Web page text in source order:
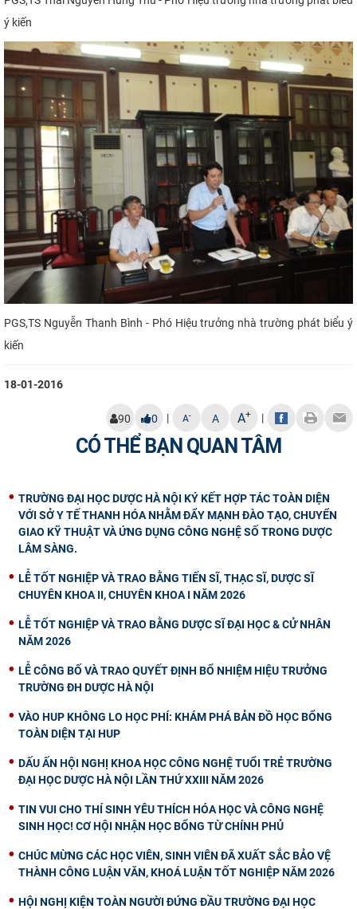
ý kiến
PGS,TS Nguyễn Thanh Bình - Phó Hiệu trưởng nhà trường phát biểu ý
kiến
18-01-2016
90 0 | A- A A+ |
CÓ THỂ BẠN QUAN TÂM
TRƯỜNG ĐẠI HỌC DƯỢC HÀ NỘI KÝ KẾT HỢP TÁC TOÀN DIỆN
VỚI SỞ Y TẾ THANH HÓA NHẰM ĐẨY MẠNH ĐÀO TẠO, CHUYỂN
GIAO KỸ THUẬT VÀ ỨNG DỤNG CÔNG NGHỆ SỐ TRONG DƯỢC
LÂM SÀNG.
LỄ TỐT NGHIỆP VÀ TRAO BẰNG TIẾN SĨ, THẠC SĨ, DƯỢC SĨ
CHUYÊN KHOA II, CHUYÊN KHOA I NĂM 2026
LỄ TỐT NGHIỆP VÀ TRAO BẰNG DƯỢC SĨ ĐẠI HỌC & CỬ NHÂN
NĂM 2026
LỄ CÔNG BỐ VÀ TRAO QUYẾT ĐỊNH BỔ NHIỆM HIỆU TRƯỞNG
TRƯỜNG ĐH DƯỢC HÀ NỘI
VÀO HUP KHÔNG LO HỌC PHÍ: KHÁM PHÁ BẢN ĐỒ HỌC BỔNG
TOÀN DIỆN TẠI HUP
DẤU ẤN HỘI NGHỊ KHOA HỌC CÔNG NGHỆ TUỔI TRẺ TRƯỜNG
ĐẠI HỌC DƯỢC HÀ NỘI LẦN THỨ XXIII NĂM 2026
TIN VUI CHO THÍ SINH YÊU THÍCH HÓA HỌC VÀ CÔNG NGHỆ
SINH HỌC! CƠ HỘI NHẬN HỌC BỔNG TỪ CHÍNH PHỦ
CHÚC MỪNG CÁC HỌC VIÊN, SINH VIÊN ĐÃ XUẤT SẮC BẢO VỆ
THÀNH CÔNG LUẬN VĂN, KHOÁ LUẬN TỐT NGHIỆP NĂM 2026
HỘI NGHỊ KIỆN TOÀN NGƯỜI ĐỨNG ĐẦU TRƯỜNG ĐẠI HỌC